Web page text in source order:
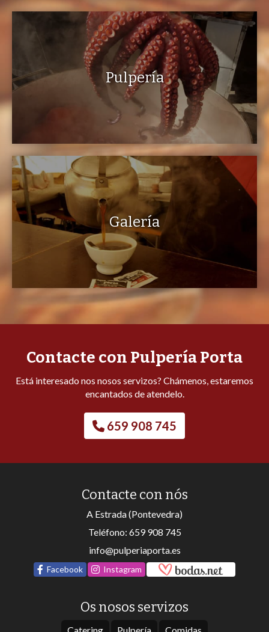
Pulpería
Galería
Contacte con Pulpería Porta
Está interesado nos nosos servizos? Chámenos, estaremos
encantados de atendelo.
659 908 745
Os nosos servizos
Catering Pulpería Comidas
Contacte con nós
A Estrada (Pontevedra)
Teléfono: 659 908 745
info@pulperiaporta.es
Facebook Instagram